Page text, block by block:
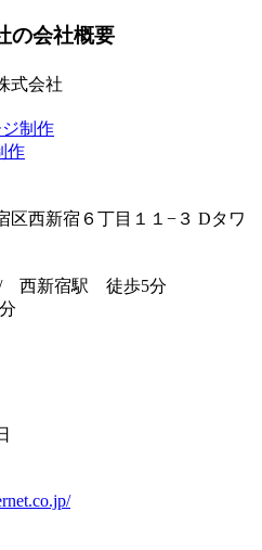
の会社概要
式会社
制作
作
区西新宿６丁目１１−３ Dタワ
/ 西新宿駅 徒歩5分